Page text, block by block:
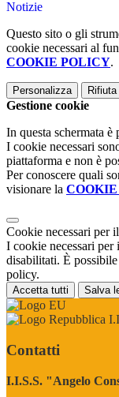
Notizie
Questo sito o gli
cookie necessari al
COOKIE POLICY.
Personalizza
Gestione cookie
In questa schermata
I cookie necessari
piattaforma e non è
Per conoscere quali
visionare la
Cookie necessari per
I cookie necessari per
disabilitati. È
policy.
Accetta tutti Salva
Contatti
I.I.S.S. "Angelo